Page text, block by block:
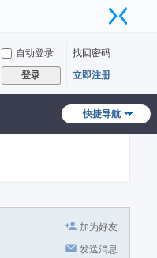
自动登录
找回密码
登录 立即注册
快捷导航
加为好友
发送消息